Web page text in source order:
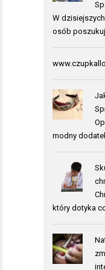
W
osób
modny
który dotyka